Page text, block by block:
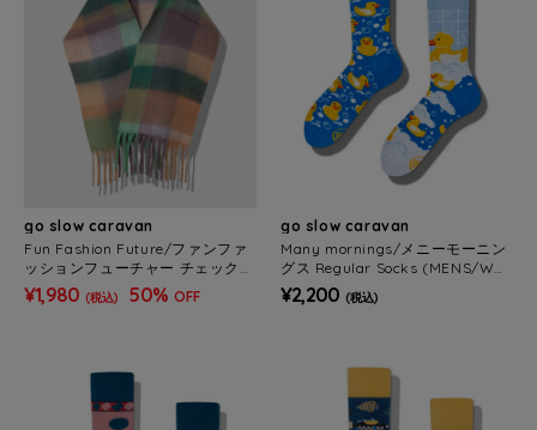
go slow caravan
Fun Fashion Future/ファンファ
ッションフューチャー チェック柄
マフラー
¥1,980 (税込) 50% OFF
go slow caravan
Many mornings/メニーモーニン
グス Regular Socks (MENS/WO
MENS)
¥2,200 (税込)